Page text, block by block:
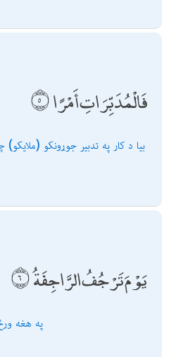
فَالْمُدَبِّرَاتِ أَمْرًا
بیا د كار په تدبیر جوړونكو
يَوْمَ تَرْجُفُ الرَّاجِفَةُ
په هغه